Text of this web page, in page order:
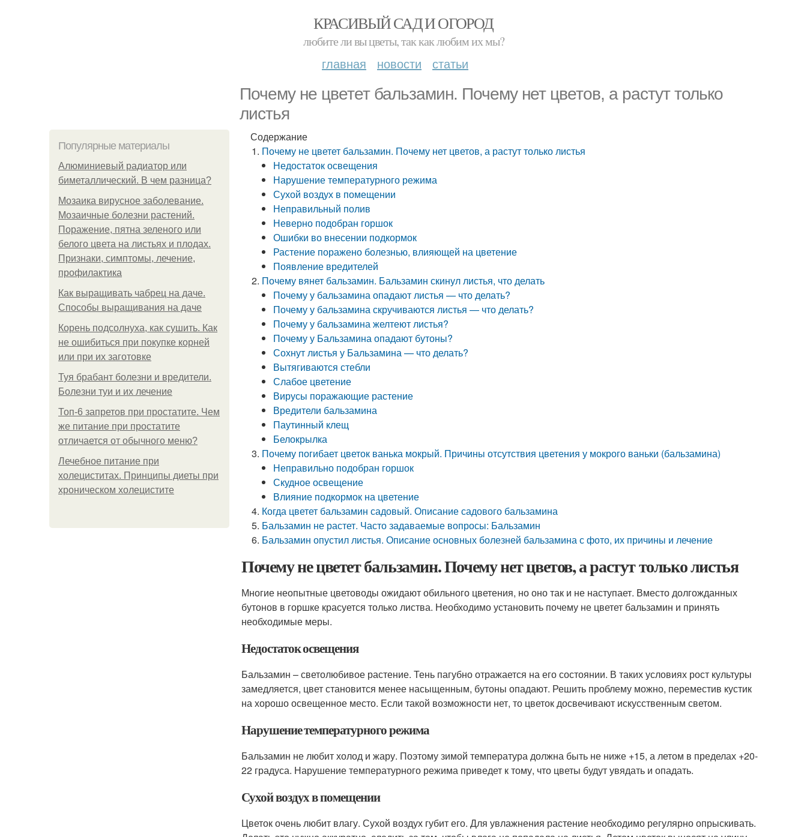
КРАСИВЫЙ САД И ОГОРОД
любите ли вы цветы, так как любим их мы?
главная новости статьи
Почему не цветет бальзамин. Почему нет цветов, а растут только
листья
Популярные материалы
Алюминиевый радиатор или
биметаллический. В чем разница?
Мозаика вирусное заболевание.
Мозаичные болезни растений.
Поражение, пятна зеленого или
белого цвета на листьях и плодах.
Признаки, симптомы, лечение,
профилактика
Как выращивать чабрец на даче.
Способы выращивания на даче
Корень подсолнуха, как сушить. Как
не ошибиться при покупке корней
или при их заготовке
Туя брабант болезни и вредители.
Болезни туи и их лечение
Топ-6 запретов при простатите. Чем
же питание при простатите
отличается от обычного меню?
Лечебное питание при
холециститах. Принципы диеты при
хроническом холецистите
Содержание
Почему не цветет бальзамин. Почему нет цветов, а растут только листья
Недостаток освещения
Нарушение температурного режима
Сухой воздух в помещении
Неправильный полив
Неверно подобран горшок
Ошибки во внесении подкормок
Растение поражено болезнью, влияющей на цветение
Появление вредителей
Почему вянет бальзамин. Бальзамин скинул листья, что делать
Почему у бальзамина опадают листья — что делать?
Почему у бальзамина скручиваются листья — что делать?
Почему у бальзамина желтеют листья?
Почему у Бальзамина опадают бутоны?
Сохнут листья у Бальзамина — что делать?
Вытягиваются стебли
Слабое цветение
Вирусы поражающие растение
Вредители бальзамина
Паутинный клещ
Белокрылка
Почему погибает цветок ванька мокрый. Причины отсутствия цветения у мокрого ваньки (бальзамина)
Неправильно подобран горшок
Скудное освещение
Влияние подкормок на цветение
Когда цветет бальзамин садовый. Описание садового бальзамина
Бальзамин не растет. Часто задаваемые вопросы: Бальзамин
Бальзамин опустил листья. Описание основных болезней бальзамина с фото, их причины и лечение
Почему не цветет бальзамин. Почему нет цветов, а растут только листья
Многие неопытные цветоводы ожидают обильного цветения, но оно так и не наступает. Вместо долгожданных
бутонов в горшке красуется только листва. Необходимо установить почему не цветет бальзамин и принять
необходимые меры.
Недостаток освещения
Бальзамин – светолюбивое растение. Тень пагубно отражается на его состоянии. В таких условиях рост культуры
замедляется, цвет становится менее насыщенным, бутоны опадают. Решить проблему можно, переместив кустик
на хорошо освещенное место. Если такой возможности нет, то цветок досвечивают искусственным светом.
Нарушение температурного режима
Бальзамин не любит холод и жару. Поэтому зимой температура должна быть не ниже +15, а летом в пределах +20-
22 градуса. Нарушение температурного режима приведет к тому, что цветы будут увядать и опадать.
Сухой воздух в помещении
Цветок очень любит влагу. Сухой воздух губит его. Для увлажнения растение необходимо регулярно опрыскивать.